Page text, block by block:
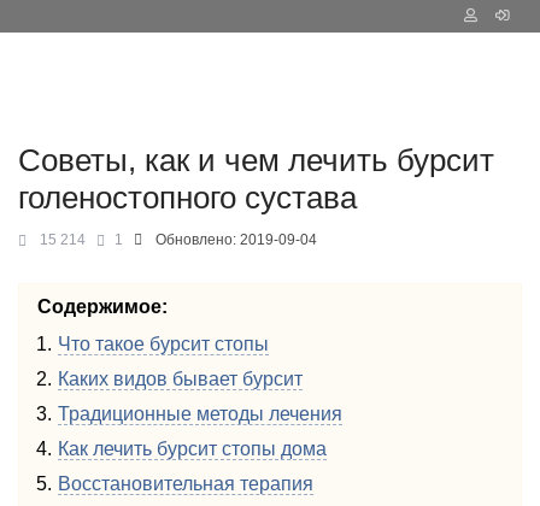
Советы, как и чем лечить бурсит
голеностопного сустава
15 214 1 Обновлено: 2019-09-04
Содержимое:
Что такое бурсит стопы
Каких видов бывает бурсит
Традиционные методы лечения
Как лечить бурсит стопы дома
Восстановительная терапия